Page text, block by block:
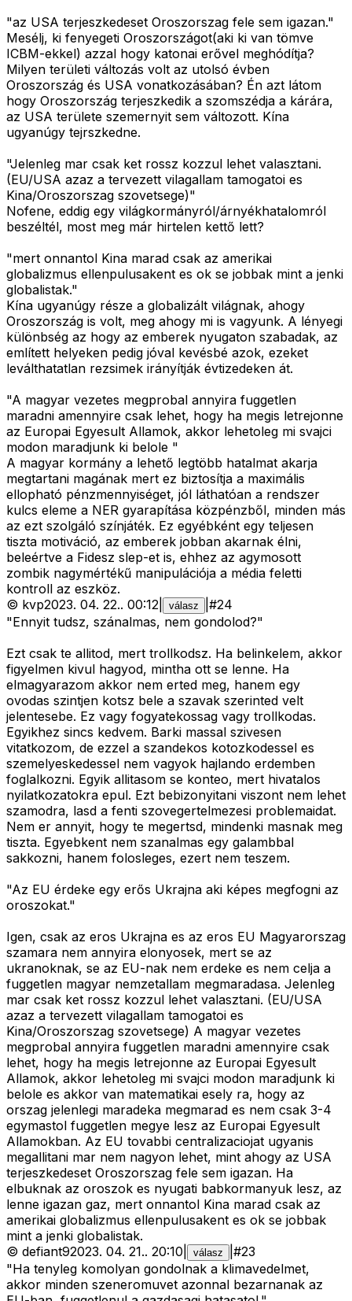
"az USA terjeszkedeset Oroszorszag fele sem igazan."
Mesélj, ki fenyegeti Oroszországot(aki ki van tömve
ICBM-ekkel) azzal hogy katonai erővel meghódítja?
Milyen területi változás volt az utolsó évben
Oroszország és USA vonatkozásában? Én azt látom
hogy Oroszország terjeszkedik a szomszédja a kárára,
az USA területe szemernyit sem változott. Kína
ugyanúgy tejrszkedne.
"Jelenleg mar csak ket rossz kozzul lehet valasztani.
(EU/USA azaz a tervezett vilagallam tamogatoi es
Kina/Oroszorszag szovetsege)"
Nofene, eddig egy világkormányról/árnyékhatalomról
beszéltél, most meg már hirtelen kettő lett?
"mert onnantol Kina marad csak az amerikai
globalizmus ellenpulusakent es ok se jobbak mint a jenki
globalistak."
Kína ugyanúgy része a globalizált világnak, ahogy
Oroszország is volt, meg ahogy mi is vagyunk. A lényegi
különbség az hogy az emberek nyugaton szabadak, az
említett helyeken pedig jóval kevésbé azok, ezeket
leválthatatlan rezsimek irányítják évtizedeken át.
"A magyar vezetes megprobal annyira fuggetlen
maradni amennyire csak lehet, hogy ha megis letrejonne
az Europai Egyesult Allamok, akkor lehetoleg mi svajci
modon maradjunk ki belole "
A magyar kormány a lehető legtöbb hatalmat akarja
megtartani magának mert ez biztosítja a maximális
ellopható pénzmennyiséget, jól láthatóan a rendszer
kulcs eleme a NER gyarapítása közpénzből, minden más
az ezt szolgáló színjáték. Ez egyébként egy teljesen
tiszta motiváció, az emberek jobban akarnak élni,
beleértve a Fidesz slep-et is, ehhez az agymosott
zombik nagymértékű manipulációja a média feletti
kontroll az eszköz.
© kvp2023. 04. 22.. 00:12 válasz #24
"Ennyit tudsz, szánalmas, nem gondolod?"
Ezt csak te allitod, mert trollkodsz. Ha belinkelem, akkor
figyelmen kivul hagyod, mintha ott se lenne. Ha
elmagyarazom akkor nem erted meg, hanem egy
ovodas szintjen kotsz bele a szavak szerinted velt
jelentesebe. Ez vagy fogyatekossag vagy trollkodas.
Egyikhez sincs kedvem. Barki massal szivesen
vitatkozom, de ezzel a szandekos kotozkodessel es
szemelyeskedessel nem vagyok hajlando erdemben
foglalkozni. Egyik allitasom se konteo, mert hivatalos
nyilatkozatokra epul. Ezt bebizonyitani viszont nem lehet
szamodra, lasd a fenti szovegertelmezesi problemaidat.
Nem er annyit, hogy te megertsd, mindenki masnak meg
tiszta. Egyebkent nem szanalmas egy galambbal
sakkozni, hanem folosleges, ezert nem teszem.
"Az EU érdeke egy erős Ukrajna aki képes megfogni az
oroszokat."
Igen, csak az eros Ukrajna es az eros EU Magyarorszag
szamara nem annyira elonyosek, mert se az
ukranoknak, se az EU-nak nem erdeke es nem celja a
fuggetlen magyar nemzetallam megmaradasa. Jelenleg
mar csak ket rossz kozzul lehet valasztani. (EU/USA
azaz a tervezett vilagallam tamogatoi es
Kina/Oroszorszag szovetsege) A magyar vezetes
megprobal annyira fuggetlen maradni amennyire csak
lehet, hogy ha megis letrejonne az Europai Egyesult
Allamok, akkor lehetoleg mi svajci modon maradjunk ki
belole es akkor van matematikai esely ra, hogy az
orszag jelenlegi maradeka megmarad es nem csak 3-4
egymastol fuggetlen megye lesz az Europai Egyesult
Allamokban. Az EU tovabbi centralizaciojat ugyanis
megallitani mar nem nagyon lehet, mint ahogy az USA
terjeszkedeset Oroszorszag fele sem igazan. Ha
elbuknak az oroszok es nyugati babkormanyuk lesz, az
lenne igazan gaz, mert onnantol Kina marad csak az
amerikai globalizmus ellenpulusakent es ok se jobbak
mint a jenki globalistak.
© defiant92023. 04. 21.. 20:10 válasz #23
"Ha tenyleg komolyan gondolnak a klimavedelmet,
akkor minden szeneromuvet azonnal bezarnanak az